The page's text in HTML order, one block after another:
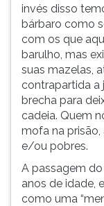
invés disso
bárbaro como
com os que
barulho, mas
suas mazelas,
contrapartida a
brecha para
cadeia. Quem
mofa na
e/ou pobres.
A passagem do
anos de idade,
como uma